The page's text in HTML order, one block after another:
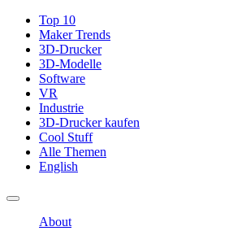
Top 10
Maker Trends
3D-Drucker
3D-Modelle
Software
VR
Industrie
3D-Drucker kaufen
Cool Stuff
Alle Themen
English
About